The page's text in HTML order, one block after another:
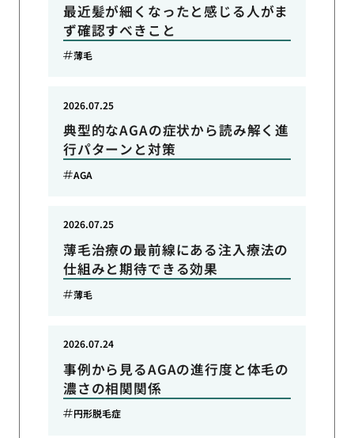
最近髪が細くなったと感じる人がま
ず確認すべきこと
薄毛
典型的なAGAの症状から読み解く進
行パターンと対策
2026.07.25
AGA
薄毛治療の最前線にある注入療法の
仕組みと期待できる効果
2026.07.25
薄毛
事例から見るAGAの進行度と体毛の
濃さの相関関係
2026.07.24
円形脱毛症